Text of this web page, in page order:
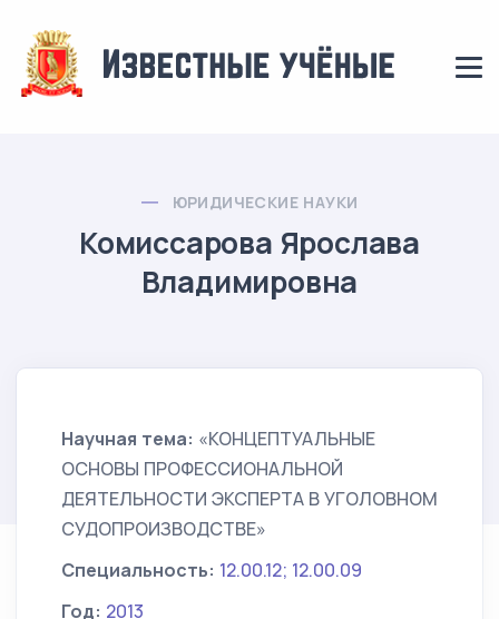
ЮРИДИЧЕСКИЕ НАУКИ
Комиссарова Ярослава
Владимировна
Научная тема: «КОНЦЕПТУАЛЬНЫЕ
ОСНОВЫ ПРОФЕССИОНАЛЬНОЙ
ДЕЯТЕЛЬНОСТИ ЭКСПЕРТА В УГОЛОВНОМ
СУДОПРОИЗВОДСТВЕ»
Специальность: 12.00.12; 12.00.09
Год: 2013